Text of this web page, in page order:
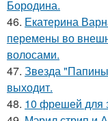
Бородина.
46. Екатерина
перемены во
волосами.
47. Звезда
выходит.
48. 10 фрешей для